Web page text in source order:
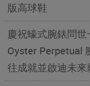
版高球鞋
慶祝蠔式腕錶問
Oyster Perpetual
往成就並啟迪未來